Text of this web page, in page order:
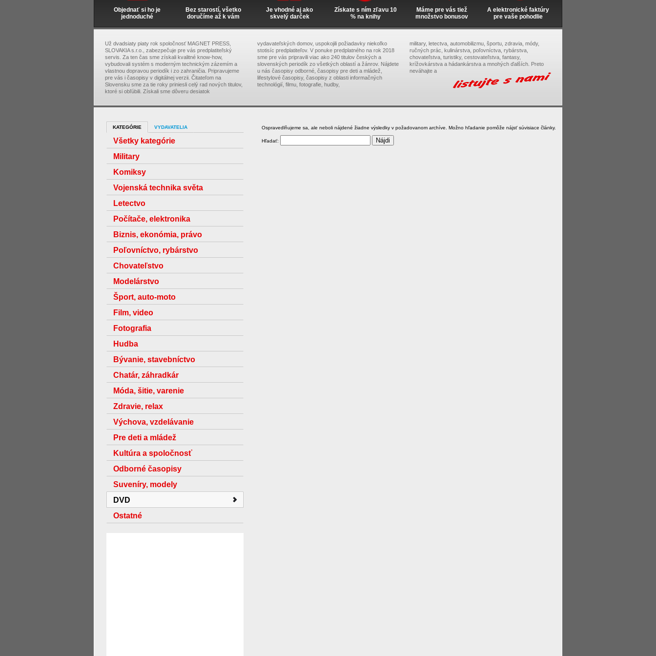
Objednať si ho je
jednoduché
Bez starostí, všetko
doručíme až k vám
Je vhodné aj ako
skvelý darček
Získate s ním zľavu 10
% na knihy
Máme pre vás tiež
množstvo bonusov
A elektronické faktúry
pre vaše pohodlie
Už dvadsiaty piaty rok spoločnosť MAGNET PRESS,
SLOVAKIA s.r.o., zabezpečuje pre vás predplatiteľský
servis. Za ten čas sme získali kvalitné know-how,
vybudovali systém s moderným technickým zázemím a
vlastnou dopravou periodík i zo zahraničia. Pripravujeme
pre vás i časopisy v digitálnej verzii. Čitateľom na
Slovensku sme za tie roky priniesli celý rad nových titulov,
ktoré si obľúbili. Získali sme dôveru desiatok
vydavateľských domov, uspokojili požiadavky niekoľko
stotisíc predplatiteľov. V ponuke predplatného na rok 2018
sme pre vás pripravili viac ako 240 titulov českých a
slovenských periodík zo všetkých oblastí a žánrov. Nájdete
u nás časopisy odborné, časopisy pre deti a mládež,
lifestylové časopisy, časopisy z oblasti informačných
technológií, filmu, fotografie, hudby,
military, letectva, automobilizmu, športu, zdravia, módy,
ručných prác, kulinárstva, poľovníctva, rybárstva,
chovateľstva, turistiky, cestovateľstva, fantasy,
krížovkárstva a hádankárstva a mnohých ďalších. Preto
neváhajte a
KATEGÓRIE VYDAVATELIA
Všetky kategórie
Military
Komiksy
Vojenská technika světa
Letectvo
Počítače, elektronika
Biznis, ekonómia, právo
Poľovníctvo, rybárstvo
Chovateľstvo
Modelárstvo
Šport, auto-moto
Film, video
Fotografia
Hudba
Bývanie, stavebníctvo
Chatár, záhradkár
Móda, šitie, varenie
Zdravie, relax
Výchova, vzdelávanie
Pre deti a mládež
Kultúra a spoločnosť
Odborné časopisy
Suveníry, modely
DVD
Ostatné
Ospravedlňujeme sa, ale neboli nájdené žiadne výsledky v požadovanom archíve. Možno hľadanie pomôže nájsť súvisiace články.
Hľadať: